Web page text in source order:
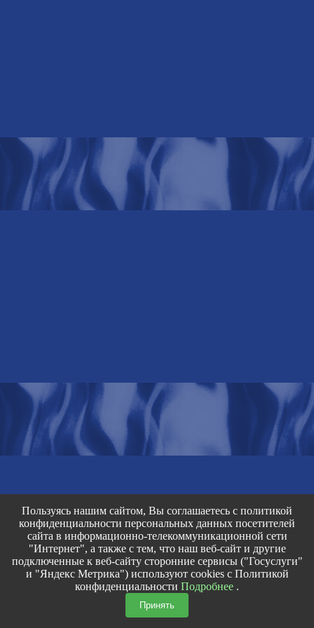
Пользуясь нашим сайтом, Вы соглашаетесь с политикой
конфиденциальности персональных данных посетителей
сайта в информационно-телекоммуникационной сети
"Интернет", а также с тем, что наш веб-сайт и другие
подключенные к веб-сайту сторонние сервисы ("Госуслуги"
и "Яндекс Метрика") используют cookies с Политикой
конфиденциальности Подробнее .
Принять